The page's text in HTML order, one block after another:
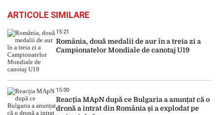
ARTICOLE SIMILARE
15:21
România, două medalii de aur în a treia zi a
Campionatelor Mondiale de canotaj U19
15:00
Reacția MApN după ce Bulgaria a anunțat că o
dronă a intrat din România și a explodat pe